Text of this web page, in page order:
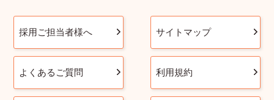
採用ご担当者様へ サイトマップ
よくあるご質問 利用規約